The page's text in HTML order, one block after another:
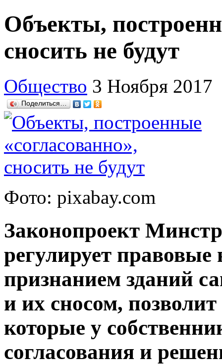
Объекты,
сносить не будут
Общество 3 Ноября 2017
Поделиться…
Фото: pixabay.com
Законопроект
регулирует
признанием зданий
и их сносом,
которые у
согласования и